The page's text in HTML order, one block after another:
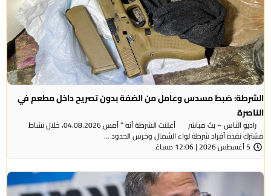
الشرطة: ضبط مسدس وعامل من الضفة بدون تصريح داخل مطعم في
الناصرة
راديو الناس – بث مباشر أعلنت الشرطة أنه ” أمس 04.08.2026، خلال نشاط
مشترك نفذه أفراد شرطة لواء الشمال وحرس الحدود ...
5 أغسطس 2026 | 12:06 مساءً